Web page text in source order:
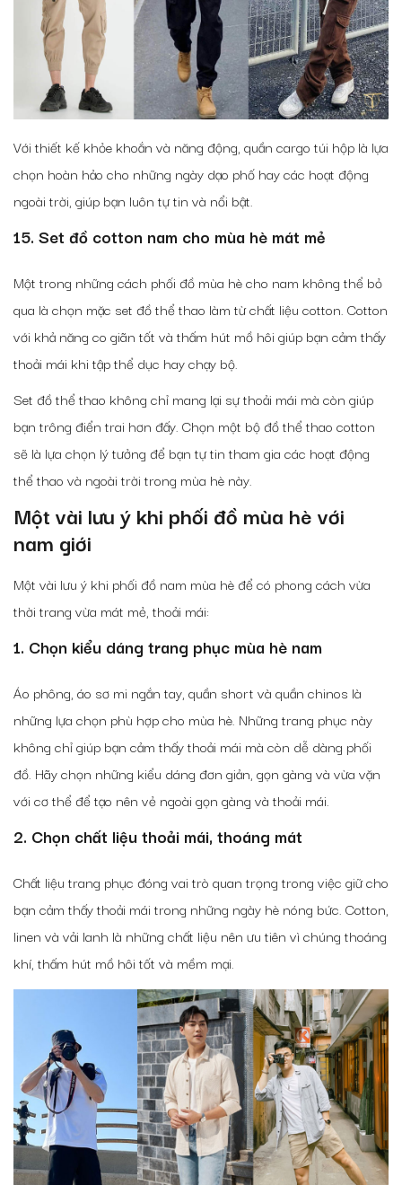
Với thiết kế khỏe khoắn và năng động, quần cargo túi hộp là lựa
chọn hoàn hảo cho những ngày dạo phố hay các hoạt động
ngoài trời, giúp bạn luôn tự tin và nổi bật.
15. Set đồ cotton nam cho mùa hè mát mẻ
Một trong những cách phối đồ mùa hè cho nam không thể bỏ
qua là chọn mặc set đồ thể thao làm từ chất liệu cotton. Cotton
với khả năng co giãn tốt và thấm hút mồ hôi giúp bạn cảm thấy
thoải mái khi tập thể dục hay chạy bộ.
Set đồ thể thao không chỉ mang lại sự thoải mái mà còn giúp
bạn trông điển trai hơn đấy. Chọn một bộ đồ thể thao cotton
sẽ là lựa chọn lý tưởng để bạn tự tin tham gia các hoạt động
thể thao và ngoài trời trong mùa hè này.
Một vài lưu ý khi phối đồ mùa hè với
nam giới
Một vài lưu ý khi phối đồ nam mùa hè để có phong cách vừa
thời trang vừa mát mẻ, thoải mái:
1. Chọn kiểu dáng trang phục mùa hè nam
Áo phông, áo sơ mi ngắn tay, quần short và quần chinos là
những lựa chọn phù hợp cho mùa hè. Những trang phục này
không chỉ giúp bạn cảm thấy thoải mái mà còn dễ dàng phối
đồ. Hãy chọn những kiểu dáng đơn giản, gọn gàng và vừa vặn
với cơ thể để tạo nên vẻ ngoài gọn gàng và thoải mái.
2. Chọn chất liệu thoải mái, thoáng mát
Chất liệu trang phục đóng vai trò quan trọng trong việc giữ cho
bạn cảm thấy thoải mái trong những ngày hè nóng bức. Cotton,
linen và vải lanh là những chất liệu nên ưu tiên vì chúng thoáng
khí, thấm hút mồ hôi tốt và mềm mại.